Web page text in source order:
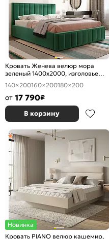
Кровать Женева велюр мора
зеленый 1400x2000, изголовье
мягкое
140×200160×200180×200
от 17 790₽
В корзину
Новинка
Кровать PIANO велюр кашемир,